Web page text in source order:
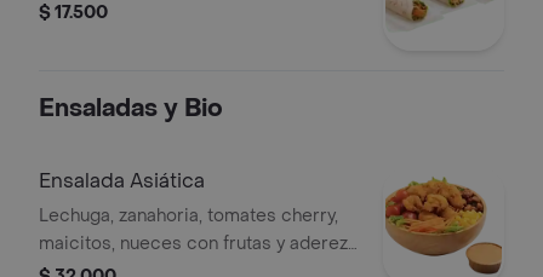
$ 17.500
Ensaladas y Bio
Ensalada Asiática
Lechuga, zanahoria, tomates cherry,
maicitos, nueces con frutas y aderezo
sésamo. Elige tu proteína entre